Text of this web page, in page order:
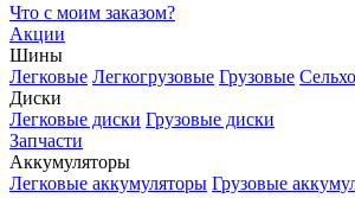
Что с моим заказом?
Акции
Шины
Легковые Легкогрузовые Грузовые
Диски
Легковые диски Грузовые диски
Запчасти
Аккумуляторы
Легковые аккумуляторы Грузовые